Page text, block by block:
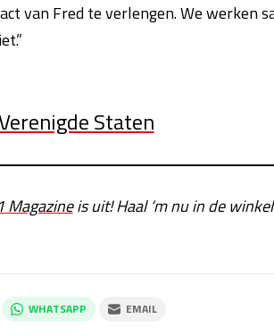
van Fred te verlengen. We werken
Staten
Magazineis uit! Haal ‘m nu in de
WHATSAPP EMAIL